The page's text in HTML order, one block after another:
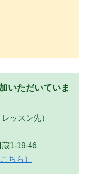
いただいていま
ッスン先）
1-19-46
ちら）